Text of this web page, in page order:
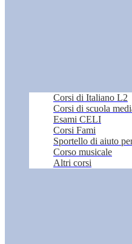
Corsi di Italiano L2
Corsi di scuola
Esami CELI
Corsi Fami
Sportello di aiuto
Corso musicale
Altri corsi